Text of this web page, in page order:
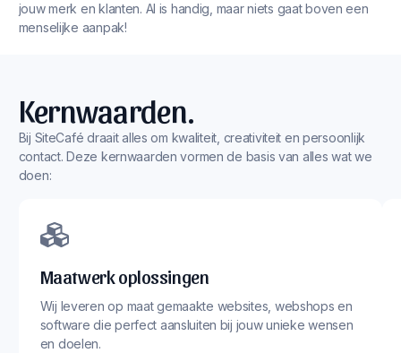
jouw merk en klanten. AI is handig, maar niets gaat boven een
menselijke aanpak!
Kernwaarden.
Bij SiteCafé draait alles om kwaliteit, creativiteit en persoonlijk
contact. Deze kernwaarden vormen de basis van alles wat we
doen:
Maatwerk oplossingen
Wij leveren op maat gemaakte websites, webshops en
software die perfect aansluiten bij jouw unieke wensen
en doelen.